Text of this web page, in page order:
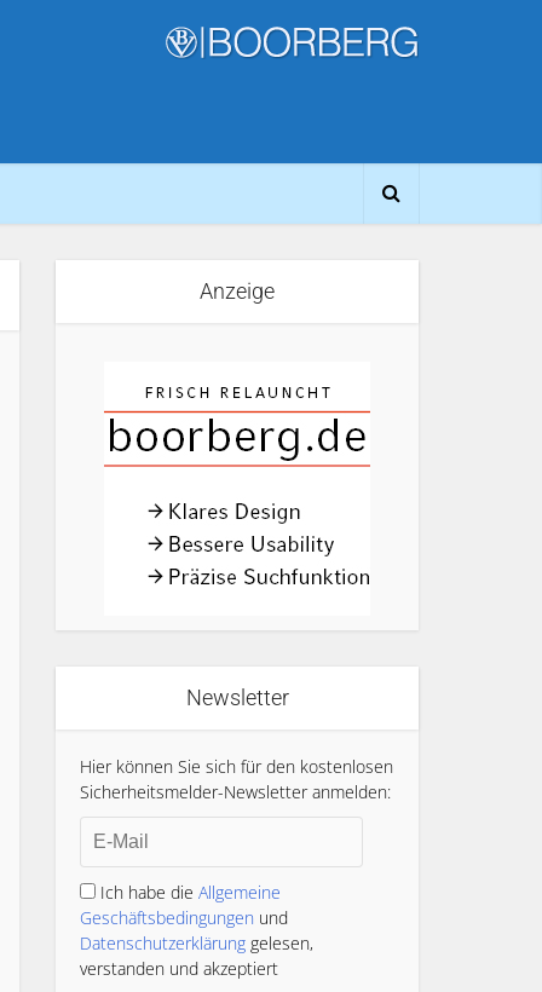
Anzeige
Newsletter
Hier können Sie sich für den kostenlosen
Sicherheitsmelder-Newsletter anmelden:
Ich habe die Allgemeine
Geschäftsbedingungen und
Datenschutzerklärung gelesen,
verstanden und akzeptiert